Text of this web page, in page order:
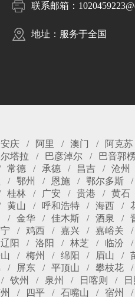
联系邮箱：
地址：服务于全国
安庆 阿里 澳门 阿克苏
塔拉 巴彦淖尔 巴音郭
常德 承德 昌吉 沧州
鄂州 恩施 鄂尔多斯
桂林 广安 贵港 黄石
黄山 呼和浩特 海西
金华 佳木斯 酒泉
鸡西 嘉兴 嘉峪关
辽阳 洛阳 林芝 临汾
梅州 绵阳 眉山
屏东 平顶山 攀枝花
钦州 泉州 日喀则
四平 石嘴山 宿州